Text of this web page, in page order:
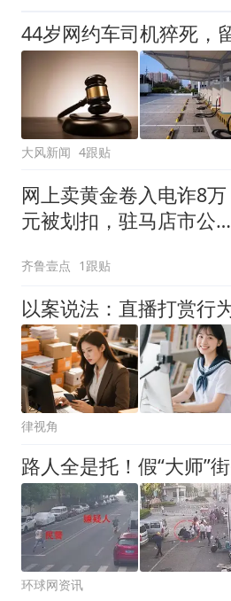
大风新闻 4跟贴
网上卖黄金卷入电诈8万
元被划扣，驻马店市公安
齐鲁壹点 1跟贴
律视角
环球网资讯